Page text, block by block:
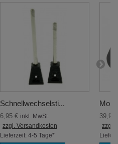
Schnellwechselsti...
6,95 € inkl. MwSt.
zzgl. Versandkosten
Lieferzeit: 4-5 Tage*
zzgl.